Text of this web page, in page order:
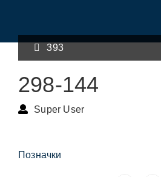
393
298-144
Super User
Позначки